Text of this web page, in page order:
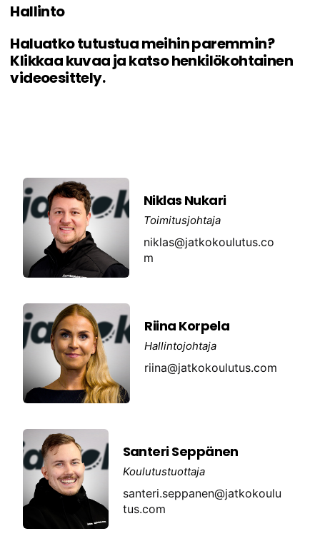
Hallinto
Haluatko tutustua meihin paremmin?
Klikkaa kuvaa ja katso henkilökohtainen
videoesittely.
Niklas Nukari
Toimitusjohtaja
niklas@jatkokoulutus.co
m
Riina Korpela
Hallintojohtaja
riina@jatkokoulutus.com
Santeri Seppänen
Koulutustuottaja
santeri.seppanen@jatkokoulu
tus.com